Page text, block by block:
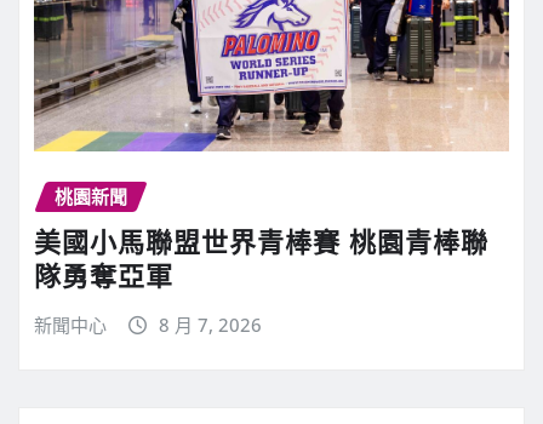
桃園新聞
美國小馬聯盟世界青棒賽 桃園青棒聯
隊勇奪亞軍
新聞中心 8 月 7, 2026